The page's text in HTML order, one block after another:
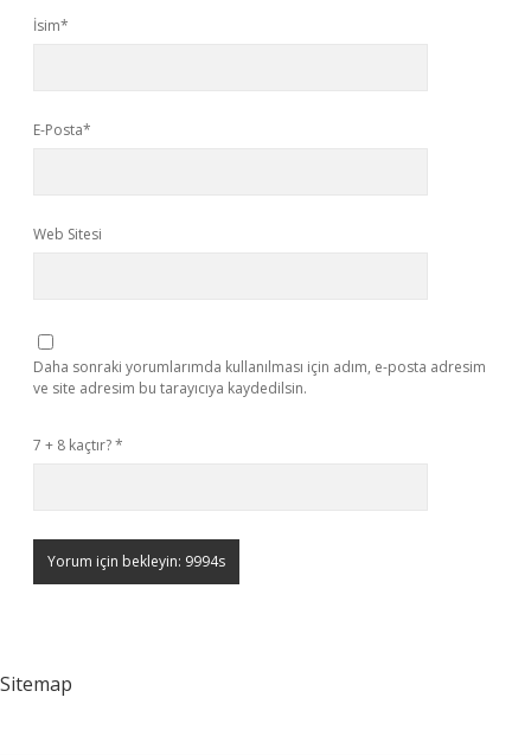
İsim*
E-Posta*
Web Sitesi
Daha sonraki yorumlarımda kullanılması için adım, e-posta adresim
ve site adresim bu tarayıcıya kaydedilsin.
7 + 8 kaçtır?*
Sitemap